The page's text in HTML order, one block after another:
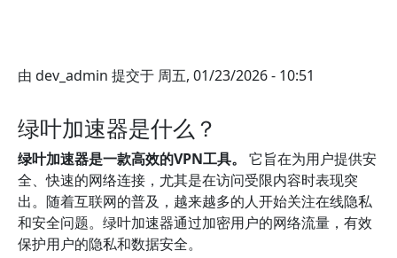
由 dev_admin 提交于 周五, 01/23/2026 - 10:51
绿叶加速器是什么？
绿叶加速器是一款高效的VPN工具。
它旨在为用户提供安
全、快速的网络连接，尤其是在访问受限内容时表现突
出。随着互联网的普及，越来越多的人开始关注在线隐私
和安全问题。绿叶加速器通过加密用户的网络流量，有效
保护用户的隐私和数据安全。